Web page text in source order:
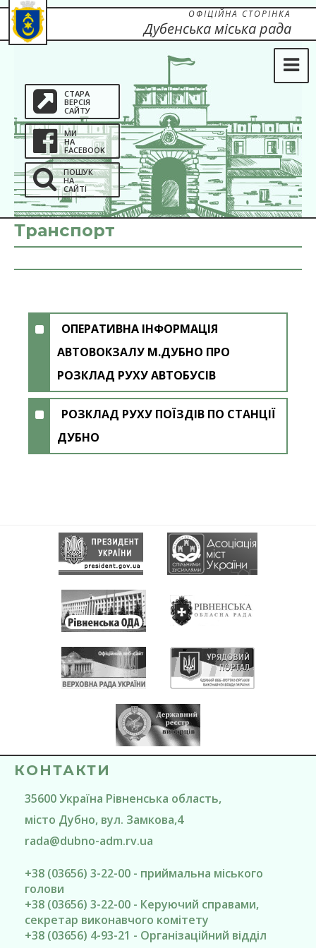
СТАРА
ВЕРСІЯ
САЙТУ
МИ
НА
FACEBOOK
ПОШУК
НА
САЙТІ
ОФІЦІЙНА СТОРІНКА
Дубенська міська рада
Транспорт
ОПЕРАТИВНА ІНФОРМАЦІЯ
АВТОВОКЗАЛУ М.ДУБНО ПРО
РОЗКЛАД РУХУ АВТОБУСІВ
РОЗКЛАД РУХУ ПОЇЗДІВ ПО СТАНЦІЇ
ДУБНО
КОНТАКТИ
35600Україна Рівненська область,
місто Дубно, вул. Замкова,4
rada@dubno-adm.rv.ua
+38 (03656) 3-22-00 - приймальна міського
голови
+38 (03656) 3-22-00 - Керуючий справами,
секретар виконавчого комітету
+38 (03656) 4-93-21 - Організаційний відділ